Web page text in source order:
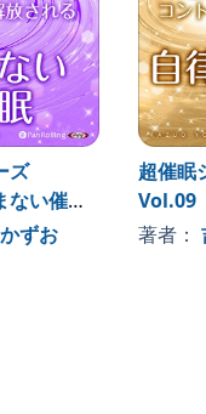
ズ
ない催
ずお
超催眠
Vol.09
セルフ
著者：